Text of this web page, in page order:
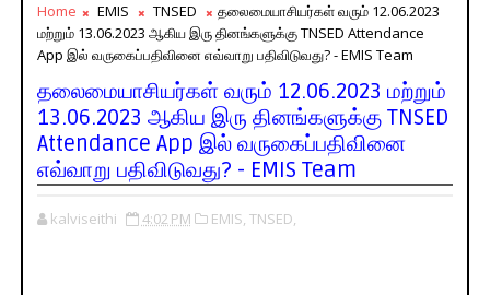
Home EMIS TNSED
தலைமையாசியர்கள் வரும் 12.06.2023
மற்றும் 13.06.2023 ஆகிய இரு தினங்களுக்கு TNSED Attendance
App இல் வருகைப்பதிவினை எவ்வாறு பதிவிடுவது? - EMIS Team
தலைமையாசியர்கள் வரும் 12.06.2023 மற்றும்
13.06.2023 ஆகிய இரு தினங்களுக்கு TNSED
Attendance App இல் வருகைப்பதிவினை
எவ்வாறு பதிவிடுவது? - EMIS Team
kalviseithi 4:02 PM EMIS, TNSED,